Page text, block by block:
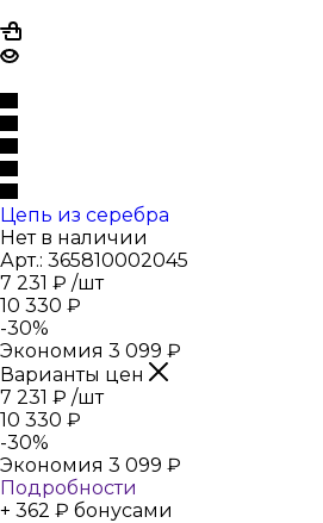
Цепь из серебра
Нет в наличии
Арт.: 365810002045
7 231 ₽ /шт
10 330 ₽
-30%
Экономия 3 099 ₽
Варианты цен
7 231 ₽ /шт
10 330 ₽
-30%
Экономия 3 099 ₽
Подробности
+ 362 ₽ бонусами